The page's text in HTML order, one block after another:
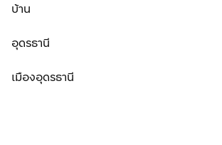
บ้าน
อุดรธานี
เมืองอุดรธานี